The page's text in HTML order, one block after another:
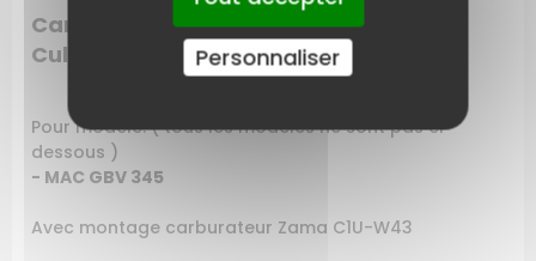
Carburateur souffleur aspirateur Mc
Culloch
Pour modèle: ( tous les modèles ne sont pas ci
dessous )
- MAC GBV 345
Avec montage carburateur Zama C1U-W43
Personnaliser